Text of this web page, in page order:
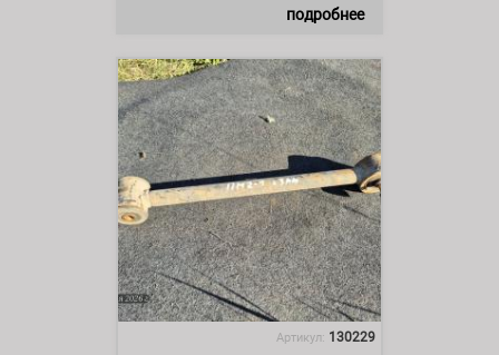
подробнее
Артикул: 130229